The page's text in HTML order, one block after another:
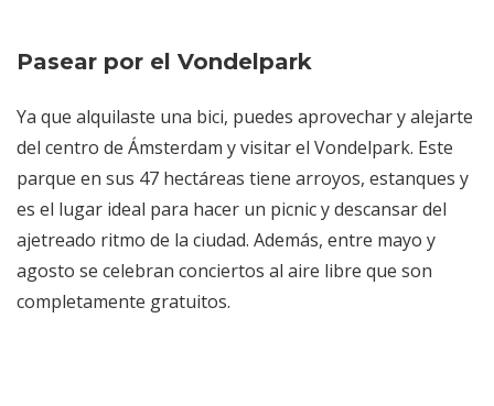
Pasear por el Vondelpark
Ya que alquilaste una bici, puedes aprovechar y alejarte
del centro de Ámsterdam y visitar el Vondelpark. Este
parque en sus 47 hectáreas tiene arroyos, estanques y
es el lugar ideal para hacer un picnic y descansar del
ajetreado ritmo de la ciudad. Además, entre mayo y
agosto se celebran conciertos al aire libre que son
completamente gratuitos.